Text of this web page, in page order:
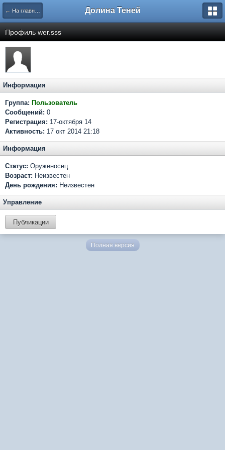
← На главную Долина Теней
Профиль wer.sss
Информация
Группа: Пользователь
Сообщений: 0
Регистрация: 17-октября 14
Активность: 17 окт 2014 21:18
Информация
Статус: Оруженосец
Возраст: Неизвестен
День рождения: Неизвестен
Управление
Публикации
Полная версия